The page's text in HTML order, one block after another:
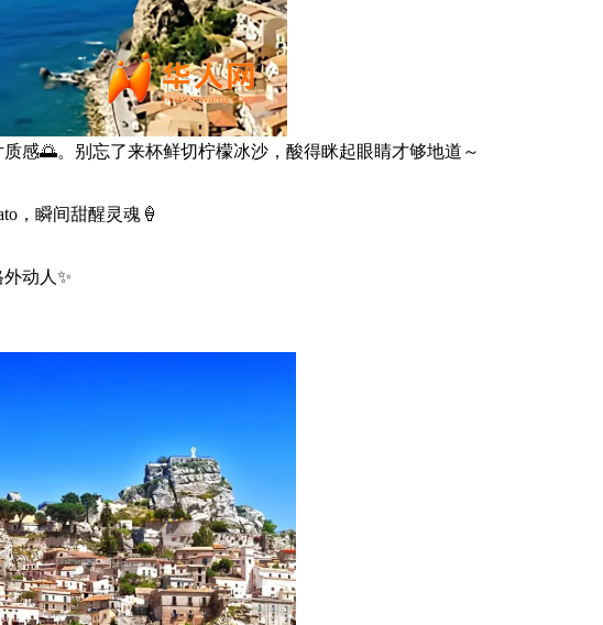
感🌅。别忘了来杯鲜切柠檬冰沙，酸得眯起眼睛才够地道～
，瞬间甜醒灵魂🍦
动人✨